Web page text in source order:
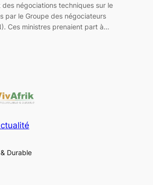
des négociations techniques sur le
par le Groupe des négociateurs
Ces ministres prenaient part à…
Durable